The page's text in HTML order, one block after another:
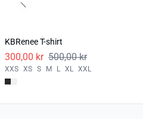
KBRenee T-shirt
300,00 kr 500,00 kr
XXS XS S M L XL XXL
Previous slide